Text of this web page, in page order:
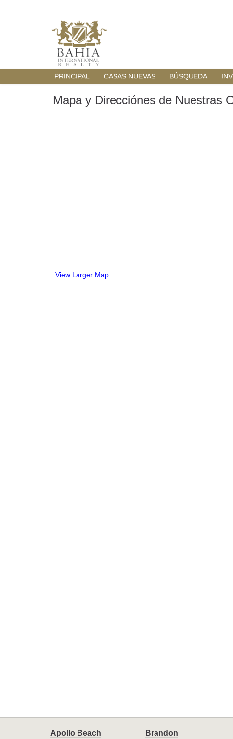
PRINCIPAL CASAS NUEVAS BÚSQUEDA
Mapa y Direcciónes de Nuestras
View Larger Map
Apollo Beach
Brandon